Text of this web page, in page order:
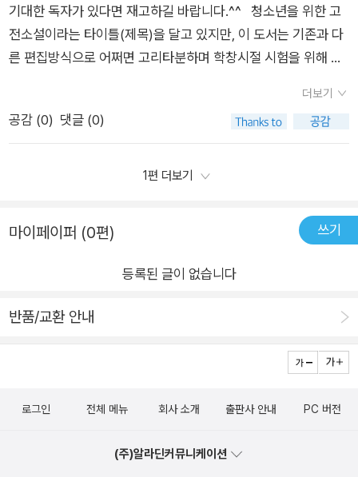
통해 단순한 재미로 읽는 이야기가아니라, 그 시대를 이해하고 이
야기 속의 메시지도 찾아보는 재미가 있었습니다. 각 고전의 끝에
는 비슷하지만 다른 고전을 견주어 읽기 코너를 통해 소개하고 있
낌을 만날 수 있는 기회를 제공하고 있습니다. 이 코너의 고전을
합하면, 이 책을 통해 만나게 되는 이야기는 총 24개가 됩니다.
각 고전 이야기의 마지만 페이지에는 두 개의 작품에 대한 간단한
소개가 있으므로, 여유가 되신다면 이 고전에도 도전해 보는 것도
나쁘다고 배웠던 어린시절에비해, 무능력하고 계획없이 자식을
낳은 흥부보다 놀부가 낳다는 생각을 가진 사람이 늘어난 시대가
되었습니다. 물론, 제비의 은혜와 놀부의 과한 욕심으로 결말은
껴집니다. 고전도 현재의 상황에 따라 언제든지 재해석이 될 수있
일적인 상식에서 벗어나, 나만의 고전에 대한 맛을 느끼는 계기를
기대한 독자가 있다면 재고하길 바랍니다.^^ 청소년을 위한 고
전소설이라는 타이틀(제목)을 달고 있지만, 이 도서는 기존과 다
른 편집방식으로 어쩌면 고리타분하며 학창시절 시험을 위해 한
고전을 조금은 다른 표정을 갖고 신선한 마음으로 색다르게 읽을
수 있도록 해준다. 무엇보다 최대한 재미있게.그리고 오래된 이야
수 있도록 소중한 기회를 제공하고 있다. 책의 구성을 간략하게
들><침묵하는 진실, 숨어 있는 지혜><국민으로 산다는 것>이
라는 4개의 대주제로 6(7) 작품씩 25편의 간략한 소설 일부분과
함께 삽화 및 현대적 풀이를 한 주해가 실려있다. 구체적인 작품
주몽 설화, 운영전, 흥부전, 토끼전, 홍길동전 등이 있다. 이 책은
롭고 깊이 있게 볼 수 있게 하는 매우 유용한 참고서적이지 싶다.
것과 생각 거리를 알려주는 부분은 수업 및 학습 보조재로써 충분
답>시리즈와 비교가 된다. 유사하나 큰 차이점은 완전한 이야기
더보기
공감 (0) 댓글 (0)
1편 더보기
마이페이퍼 (0편) 쓰기
등록된 글이 없습니다
반품/교환 안내
로그인 전체 메뉴 회사 소개 출판사 안내 PC 버전
(주)알라딘커뮤니케이션